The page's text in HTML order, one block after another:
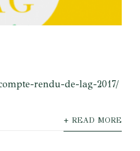
rendu-de-lag-2017/
+ READ MORE